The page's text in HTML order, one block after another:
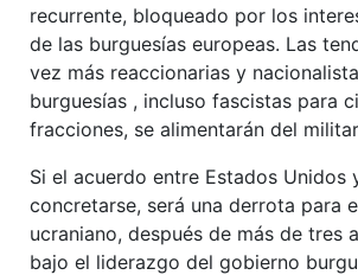
recurrente, bloqueado por los
de las burguesías europeas. Las
vez más reaccionarias y
burguesías , incluso fascistas para
fracciones, se alimentarán del
Si el acuerdo entre Estados Unidos
concretarse, será una derrota para
ucraniano, después de más de tres
bajo el liderazgo del gobierno